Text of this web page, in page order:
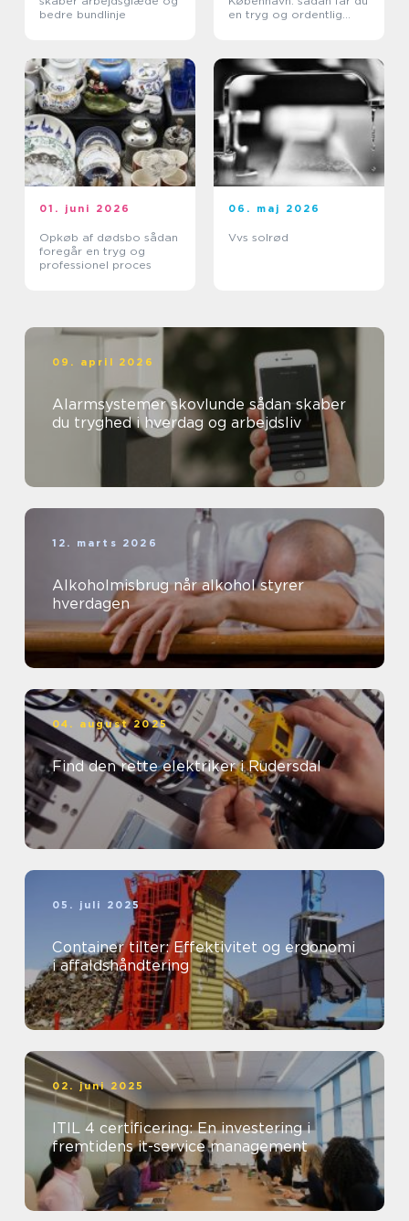
bedre bundlinje
en tryg og ordentlig
01. juni 2026
Opkøb af dødsbo sådan
foregår en tryg og
professionel proces
06. maj 2026
Vvs solrød
09. april 2026
Alarmsystemer skovlunde sådan skaber
du tryghed i hverdag og arbejdsliv
12. marts 2026
Alkoholmisbrug når alkohol styrer
hverdagen
04. august 2025
Find den rette elektriker i Rudersdal
05. juli 2025
Container tilter: Effektivitet og ergonomi
i affaldshåndtering
02. juni 2025
ITIL 4 certificering: En investering i
fremtidens it-service management